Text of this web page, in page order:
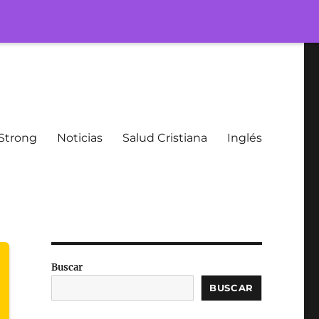
Noticias Salud Cristiana Inglés
Buscar
BUSCAR